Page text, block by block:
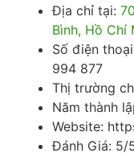
Địa chỉ tại:
Bình, Hồ Chí
Số điện
994 877
Thị trường
Năm thành
Website:
Đánh Giá: 5/